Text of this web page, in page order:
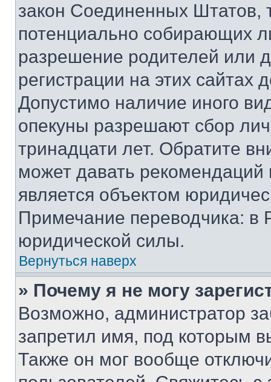
закон Соединенных Штатов,
потенциально собирающих
разрешение родителей или
регистрации на этих сайтах
Допустимо наличие иного
опекуны разрешают сбор
тринадцати лет. Обратите
может давать
является объектом
Примечание переводчика: в
юридической силы.
Вернуться наверх
» Почему я не могу
Возможно, администратор
запретил имя, под которым
Также он мог вообще